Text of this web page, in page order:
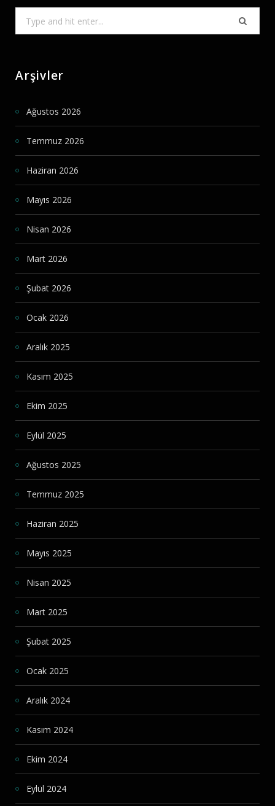
Arşivler
Ağustos 2026
Temmuz 2026
Haziran 2026
Mayıs 2026
Nisan 2026
Mart 2026
Şubat 2026
Ocak 2026
Aralık 2025
Kasım 2025
Ekim 2025
Eylül 2025
Ağustos 2025
Temmuz 2025
Haziran 2025
Mayıs 2025
Nisan 2025
Mart 2025
Şubat 2025
Ocak 2025
Aralık 2024
Kasım 2024
Ekim 2024
Eylül 2024